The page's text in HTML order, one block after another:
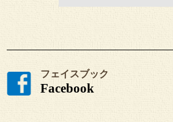
フェイスブック
Facebook